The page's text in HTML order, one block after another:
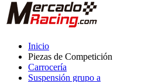
Piezas de Competición
Carrocería
Suspensión grupo a